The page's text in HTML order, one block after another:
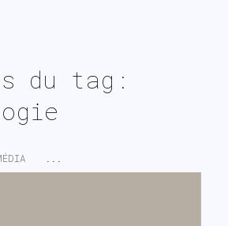
du tag:
...